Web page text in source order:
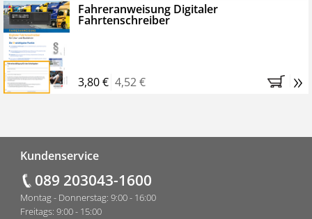
Fahreranweisung Digitaler
Fahrtenschreiber
3,80 € 4,52 € »
Kundenservice
089 203043-1600
Montag - Donnerstag: 9:00 - 16:00
Freitags: 9:00 - 15:00